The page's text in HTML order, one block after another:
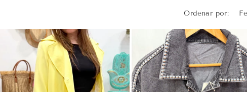
Ordenar por: